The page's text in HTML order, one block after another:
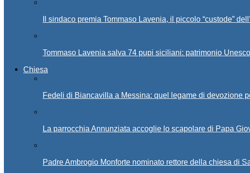
Il sindaco premia Tommaso Lavenia, il piccolo “custode”
Tommaso Lavenia salva 74 pupi siciliani: patrimonio
Chiesa
Fedeli di Biancavilla a Messina: quel legame di devozione
La parrocchia Annunziata accoglie lo scapolare di Papa
Padre Ambrogio Monforte nominato rettore della chiesa di